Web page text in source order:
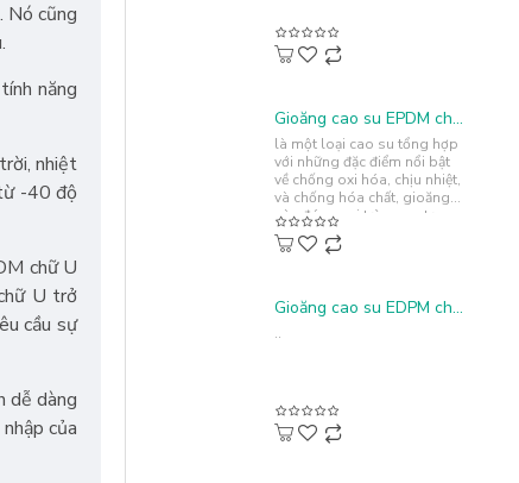
Nó cũng
năng
nhiệt
-40 độ
chữ U
U trở
cầu sự
dễ dàng
của
Gioăng cao su EPDM chữ U 5x10x1.5
là một loại cao su tổng hợp
với những đặc điểm nổi bật
về chống oxi hóa, chịu nhiệt,
và chống hóa chất, gioăng
này đóng vai trò quan trọng
trong việc bảo vệ và..
Gioăng cao su EDPM chữ I 100x4.5x1.8
..